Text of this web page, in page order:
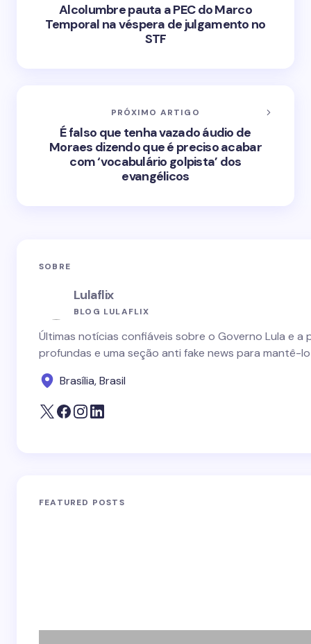
Alcolumbre pauta a PEC do Marco
Temporal na véspera de julgamento no
STF
PRÓXIMO ARTIGO
É falso que tenha vazado áudio de
Moraes dizendo que é preciso acabar
com ‘vocabulário golpista’ dos
evangélicos
SOBRE
Lulaflix
BLOG LULAFLIX
Últimas notícias confiáveis sobre o Governo Lula e
profundas e uma seção anti fake news para mantê-
Brasília, Brasil
FEATURED POSTS